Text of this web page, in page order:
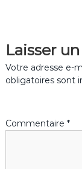
i
g
t
Laisser
Votre adresse e-
obligatoires sont
Commentaire *